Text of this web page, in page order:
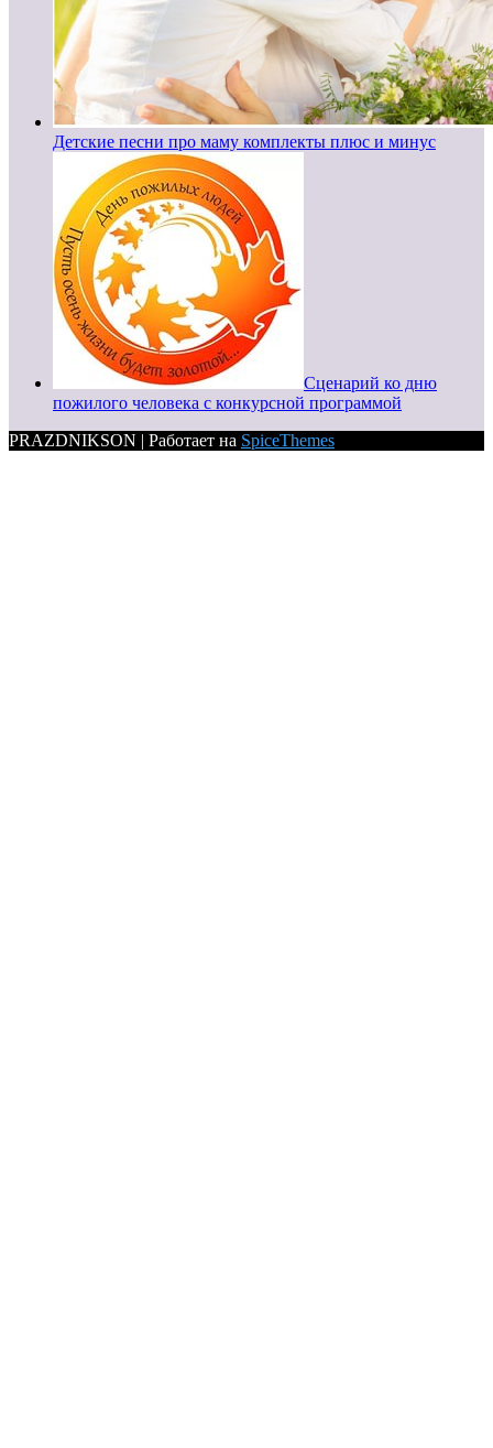
Детские песни про маму комплекты плюс и минус
Сценарий ко дню
пожилого человека с конкурсной программой
PRAZDNIKSON | Работает на SpiceThemes